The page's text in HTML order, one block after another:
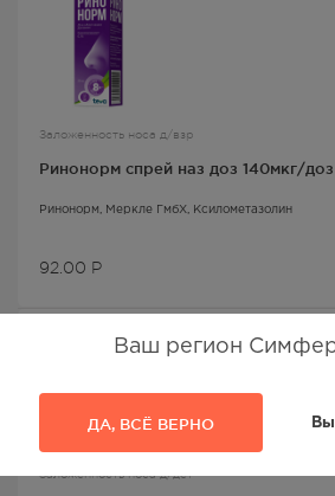
Ваш регион
ДА, ВСЁ ВЕРНО
Заложенность носа д/взр
Ринонорм спрей наз доз 140мкг/
Ринонорм , Меркле ГмбХ, Ксилометазолин
92.00 Р
Заложенность носа д/дет